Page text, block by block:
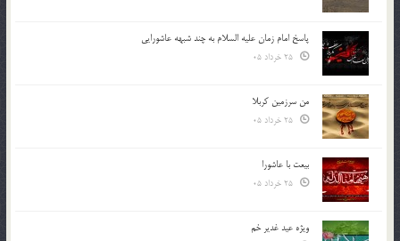
پاسخ امام زمان علیه السلام به چند شبهه عاشورایی
من سرزمین کربلا
بیعت با عاشورا
ویژه عید غدیر خم